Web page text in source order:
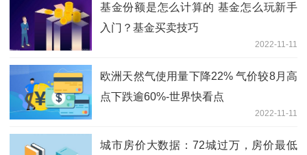
基金份额是怎么计算的 基金怎么玩新手
入门？基金买卖技巧
2022-11-11
欧洲天然气使用量下降22% 气价较8月高
点下跌逾60%-世界快看点
2022-11-11
城市房价大数据：72城过万，房价最低